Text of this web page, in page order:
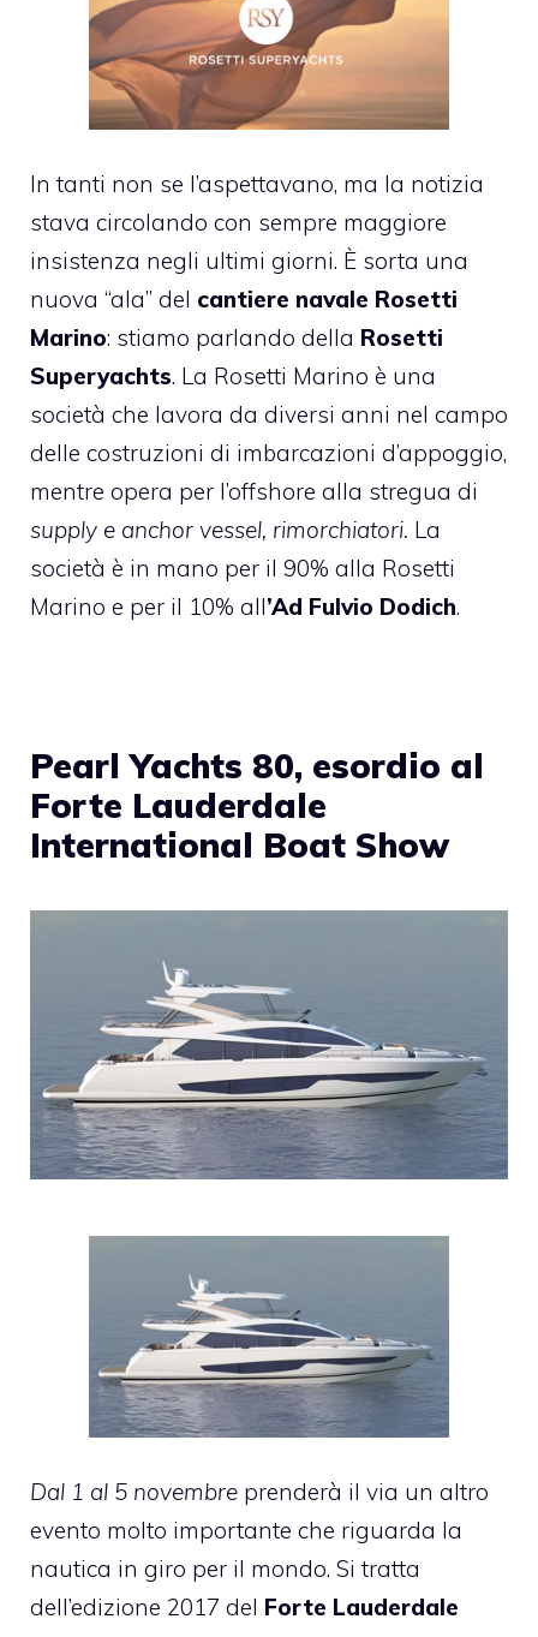
In tanti non se l’aspettavano, ma la notizia
stava circolando con sempre maggiore
insistenza negli ultimi giorni. È sorta una
nuova “ala” del cantiere navale Rosetti
Marino: stiamo parlando della Rosetti
Superyachts. La Rosetti Marino è una
società che lavora da diversi anni nel campo
delle costruzioni di imbarcazioni d’appoggio,
mentre opera per l’offshore alla stregua di
supply e anchor vessel, rimorchiatori. La
società è in mano per il 90% alla Rosetti
Marino e per il 10% all’Ad Fulvio Dodich.
Pearl Yachts 80, esordio al
Forte Lauderdale
International Boat Show
Dal 1 al 5 novembre prenderà il via un altro
evento molto importante che riguarda la
nautica in giro per il mondo. Si tratta
dell’edizione 2017 del Forte Lauderdale